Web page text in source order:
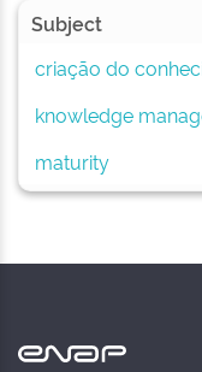
Subject
criação do
knowledge
maturity